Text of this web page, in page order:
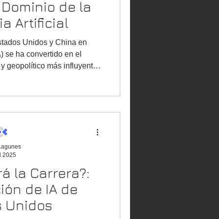
geopolitica
consumo global
de la
Artificial
Unidos y China en
se ha convertido en el
geopolítico más influyente
opuestas para
la Carrera?:
de IA de
Unidos
2025